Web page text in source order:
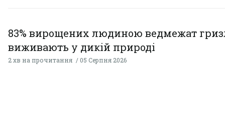
83% вирощених людиною ведмежат
виживають у дикій природі
2 хв на прочитання 05 Серпня 2026